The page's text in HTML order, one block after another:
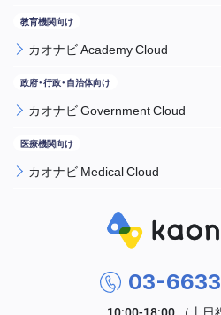
カオナビ Academy Cloud
カオナビ Government Cloud
カオナビ Medical Cloud
03-